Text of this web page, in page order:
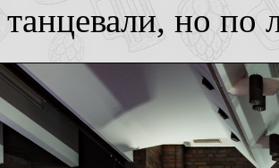
танцевали, но по